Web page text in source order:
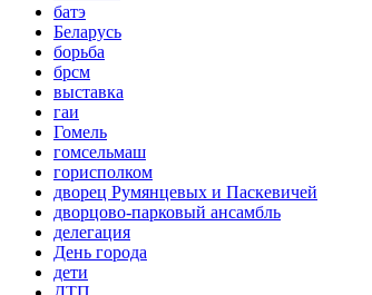
батэ
Беларусь
борьба
брсм
выставка
гаи
Гомель
гомсельмаш
горисполком
дворец Румянцевых и Паскевичей
дворцово-парковый ансамбль
делегация
День города
дети